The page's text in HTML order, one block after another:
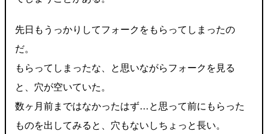
先日もうっかりしてフォークをもらってしまったの
だ。
もらってしまったな、と思いながらフォークを見る
と、穴が空いていた。
数ヶ月前まではなかったはず…と思って前にもらった
ものを出してみると、穴もないしちょっと長い。